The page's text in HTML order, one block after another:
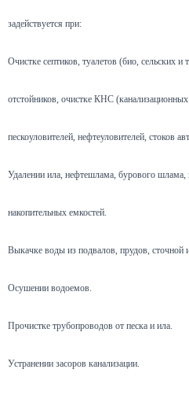
задействуется при:
Очистке септиков, туалетов (био, сельских
отстойников, очистке КНС
пескоуловителей, нефтеуловителей, стоков
Удалении ила, нефтешлама, бурового шлама,
накопительных емкостей.
Выкачке воды из подвалов, прудов, сточной
Осушении водоемов.
Прочистке трубопроводов от песка и ила.
Устранении засоров канализации.